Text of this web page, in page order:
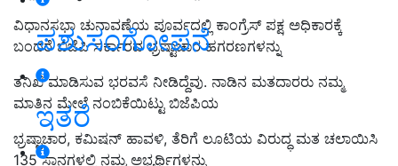
ಪಶುಸಂಗೋಪನೆ
ಇತರೆ
ವಿಧಾನಸಭಾ ಚುನಾವಣೆಯ ಪೂರ್ವದಲ್ಲಿ ಕಾಂಗ್ರೆಸ್ ಪಕ್ಷ ಅಧಿಕಾರಕ್ಕೆ
ಬಂದರೆ ಬಿಜೆಪಿ ಸರ್ಕಾರದ ಭ್ರಷ್ಟಾಚಾರ ಹಗರಣಗಳನ್ನು
ತನಿಖೆ ಮಾಡಿಸುವ ಭರವಸೆ ನೀಡಿದ್ದೆವು. ನಾಡಿನ ಮತದಾರರು ನಮ್ಮ
ಮಾತಿನ ಮೇಲೆ ನಂಬಿಕೆಯಿಟ್ಟು ಬಿಜೆಪಿಯ
ಭ್ರಷ್ಟಾಚಾರ, ಕಮಿಷನ್ ಹಾವಳಿ, ತೆರಿಗೆ ಲೂಟಿಯ ವಿರುದ್ಧ ಮತ ಚಲಾಯಿಸಿ
135 ಸ್ಥಾನಗಳಲ್ಲಿ ನಮ್ಮ‌ ಅಭ್ಯರ್ಥಿಗಳನ್ನು